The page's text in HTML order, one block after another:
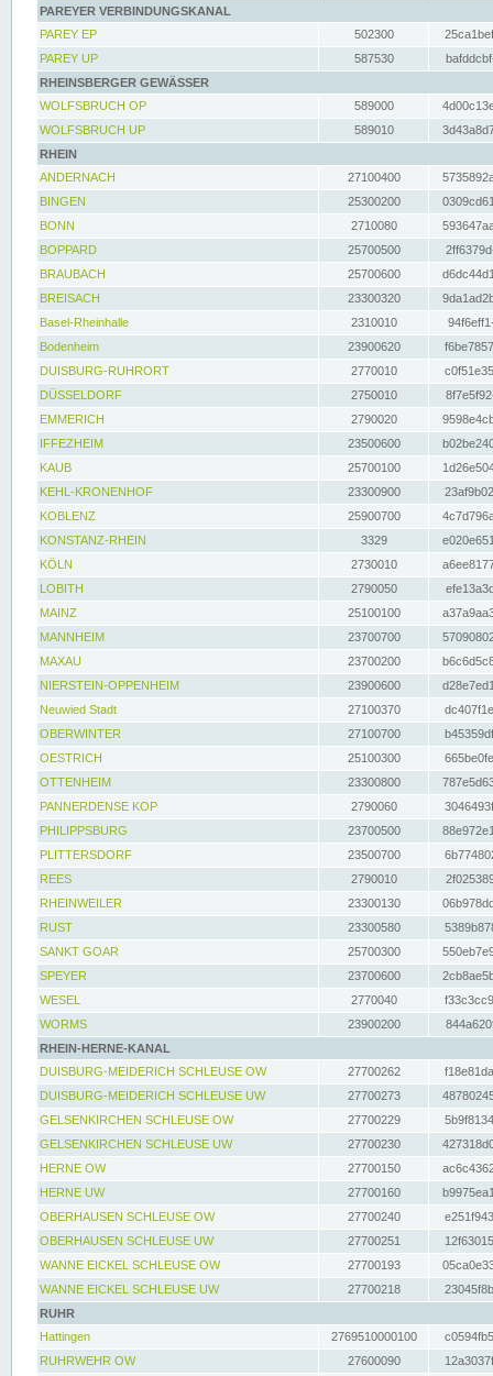
PAREYER VERBINDUNGSKANAL
PAREY EP
502300
PAREY UP
587530
RHEINSBERGER GEWÄSSER
WOLFSBRUCH OP
589000
WOLFSBRUCH UP
589010
RHEIN
ANDERNACH
27100400
BINGEN
25300200
BONN
2710080
BOPPARD
25700500
BRAUBACH
25700600
BREISACH
23300320
Basel-Rheinhalle
2310010
Bodenheim
23900620
DUISBURG-RUHRORT
2770010
DÜSSELDORF
2750010
EMMERICH
2790020
IFFEZHEIM
23500600
KAUB
25700100
KEHL-KRONENHOF
23300900
KOBLENZ
25900700
KONSTANZ-RHEIN
3329
KÖLN
2730010
LOBITH
2790050
MAINZ
25100100
MANNHEIM
23700700
MAXAU
23700200
NIERSTEIN-OPPENHEIM
23900600
Neuwied Stadt
27100370
OBERWINTER
27100700
OESTRICH
25100300
OTTENHEIM
23300800
PANNERDENSE KOP
2790060
PHILIPPSBURG
23700500
PLITTERSDORF
23500700
REES
2790010
RHEINWEILER
23300130
RUST
23300580
SANKT GOAR
25700300
SPEYER
23700600
WESEL
2770040
WORMS
23900200
RHEIN-HERNE-KANAL
DUISBURG-MEIDERICH SCHLEUSE OW
27700262
DUISBURG-MEIDERICH SCHLEUSE UW
27700273
GELSENKIRCHEN SCHLEUSE OW
27700229
GELSENKIRCHEN SCHLEUSE UW
27700230
HERNE OW
27700150
HERNE UW
27700160
OBERHAUSEN SCHLEUSE OW
27700240
OBERHAUSEN SCHLEUSE UW
27700251
WANNE EICKEL SCHLEUSE OW
27700193
WANNE EICKEL SCHLEUSE UW
27700218
RUHR
Hattingen
2769510000100
RUHRWEHR OW
27600090